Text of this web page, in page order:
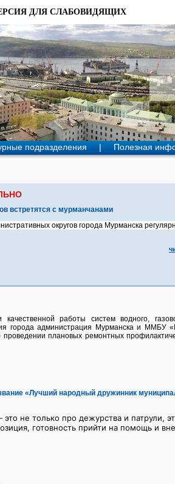
ДЛЯ СЛАБОВИДЯЩИХ
подразделения | Полезная
встретятся с мурманчанами
округов города Мурманска
работы систем водного,
города администрация Мурманска и ММБУ
плановых ремонтных
«Лучший народный дружинник
не только про дежурства и патрули,
готовность прийти на помощь и